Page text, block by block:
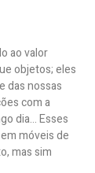
ao valor
objetos; eles
das nossas
com a
dia… Esses
móveis de
mas sim